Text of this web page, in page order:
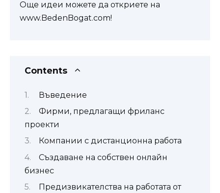
Още идеи можете да откриете на
www.BedenBogat.com!
Contents
Въведение
Фирми, предлагащи фриланс
проекти
Компании с дистанционна работа
Създаване на собствен онлайн
бизнес
Предизвикателства на работата от